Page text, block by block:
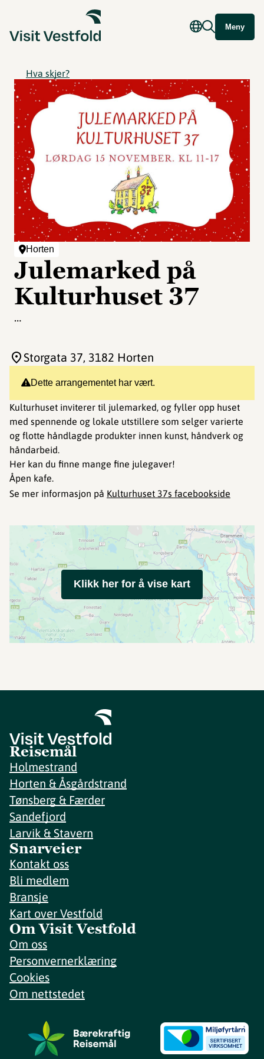
Meny
Hva skjer?
Horten
Julemarked på
Kulturhuset 37
…
Dette arrangementet har vært.
Kulturhuset inviterer til julemarked, og fyller opp huset
med spennende og lokale utstillere som selger varierte
og flotte håndlagde produkter innen kunst, håndverk og
håndarbeid.
Her kan du finne mange fine julegaver!
Åpen kafe.
Se mer informasjon på Kulturhuset 37s facebookside
Storgata 37, 3182 Horten
Klikk her for å vise kart
Reisemål
Holmestrand
Horten & Åsgårdstrand
Tønsberg & Færder
Sandefjord
Larvik & Stavern
Snarveier
Kontakt oss
Bli medlem
Bransje
Kart over Vestfold
Om Visit Vestfold
Om oss
Personvernerklæring
Cookies
Om nettstedet